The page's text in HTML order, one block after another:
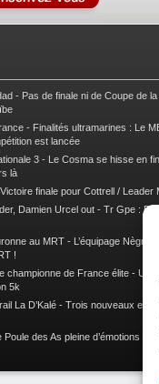
- Pas de finale ni de Coupe de
- Finalités ultramarines : Le
est lancée
3 - Le Cosma se hisse en
là
finale pour Cottrell / Leader
Damien Urcel out - Tr Gpe :
au MRT - L’équipage Nègre
!
championne de France élite - Un
5k
La D’Kalé - Trois nouveaux et
Poule des As pleine d’émotions !